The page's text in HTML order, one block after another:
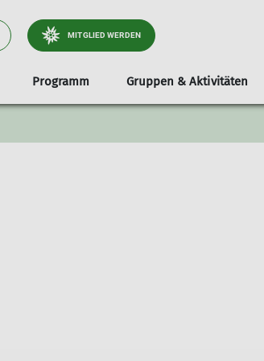
MITGLIED WERDEN
Programm
Infos & Anmeldung
Gruppen & Aktivitäten
Familien
Stützpunkte
Services
Dokumente